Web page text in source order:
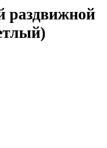
раздвижной